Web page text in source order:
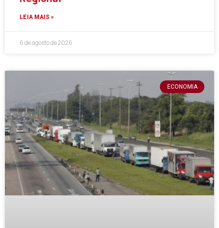
LEIA MAIS »
6 de agosto de 2026
ECONOMIA